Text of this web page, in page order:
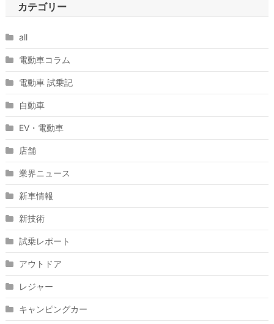
カテゴリー
all
電動車コラム
電動車 試乗記
自動車
EV・電動車
店舗
業界ニュース
新車情報
新技術
試乗レポート
アウトドア
レジャー
キャンピングカー